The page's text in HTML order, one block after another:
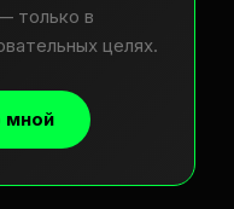
только в
целях.
мной